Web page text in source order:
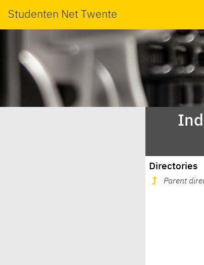
Studenten Net Twente
Directories
Parent